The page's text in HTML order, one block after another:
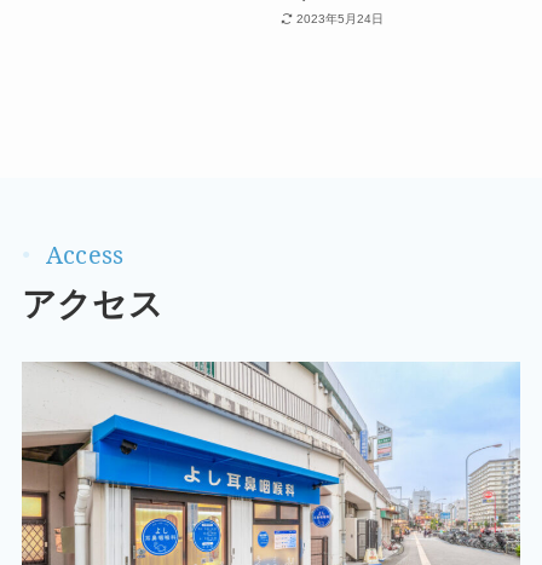
2023年5月24日
アクセス